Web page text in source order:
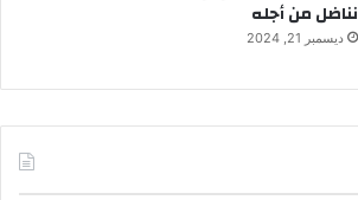
نناضل من أجله
ديسمبر 21, 2024